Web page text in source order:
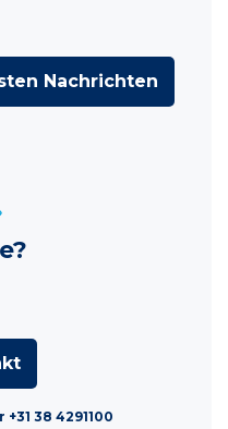
Nachrichten
38 4291100